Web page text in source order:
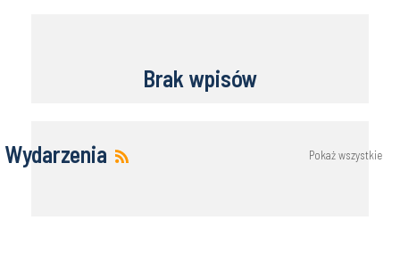
Brak wpisów
Wydarzenia Pokaż wszystkie